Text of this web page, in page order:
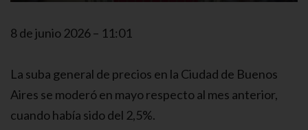
8 de junio 2026 – 11:01
La suba general de precios en la Ciudad de Buenos
Aires se moderó en mayo respecto al mes anterior,
cuando había sido del 2,5%.